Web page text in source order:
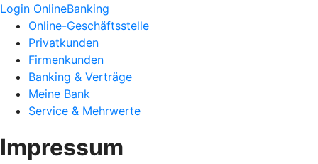
Login OnlineBanking
Online-Geschäftsstelle
Privatkunden
Firmenkunden
Banking & Verträge
Meine Bank
Service & Mehrwerte
Impressum